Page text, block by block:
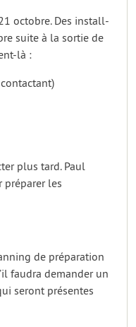
21 octobre. Des install-
suite à la sortie de
là :
plus tard. Paul
préparer les
de préparation
faudra demander un
seront présentes